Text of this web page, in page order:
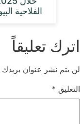
الفلاحية البيولوجية
اترك تعليقاً
لن يتم نشر عنوان بريدك
التعليق *